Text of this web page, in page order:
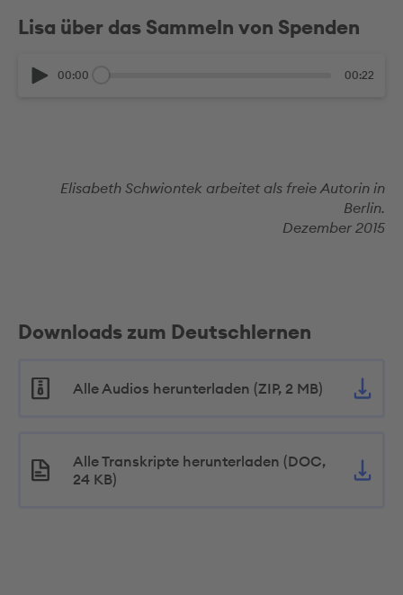
Lisa über das Sammeln von Spenden
00:00 00:22
Elisabeth Schwiontek arbeitet als freie Autorin in
Berlin.
Dezember 2015
Downloads zum Deutschlernen
Alle Audios herunterladen (ZIP, 2 MB)
Alle Transkripte herunterladen (DOC,
24 KB)